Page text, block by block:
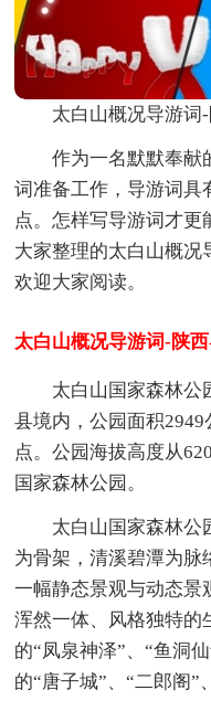
太白山概况导游词
作为一名默默奉献
词准备工作，导游词具
点。怎样写导游词才
大家整理的太白山概况
欢迎大家阅读。
太白山概况导游词-陕
太白山国家森林公
县境内，公园面积
点。公园海拔高度从
国家森林公园。
太白山国家森林公
为骨架，清溪碧潭为脉
一幅静态景观与动态景
浑然一体、风格独特的
的“凤泉神泽”、“鱼洞
的“唐子城”、“二郎阁”